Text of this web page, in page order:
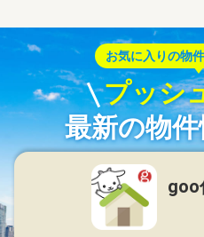
お気に入りの物
プッシ
最新の物
goo